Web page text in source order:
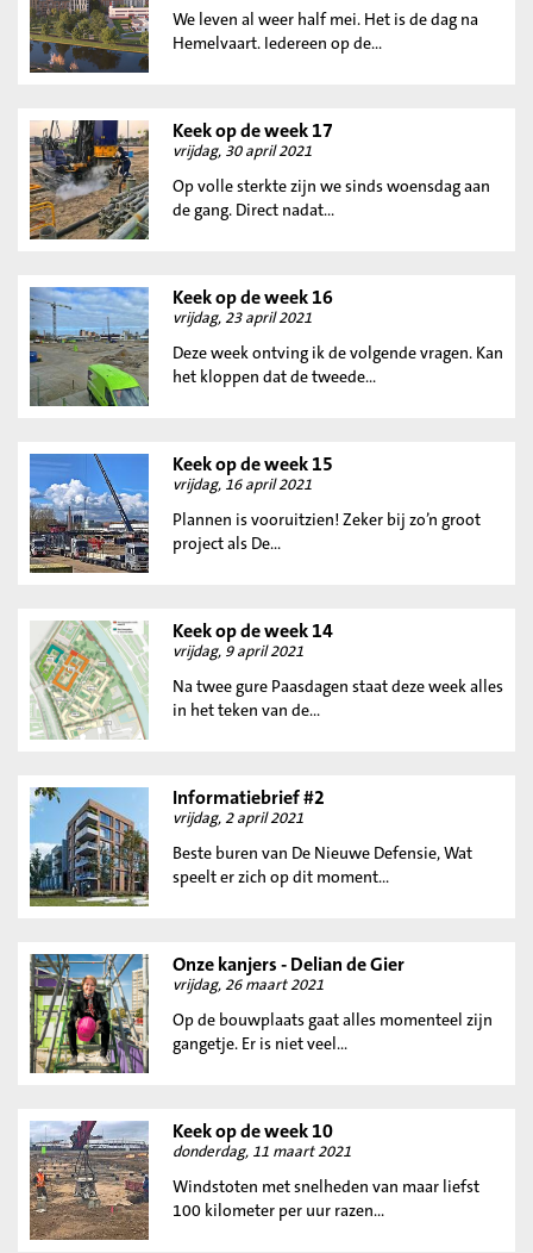
We leven al weer half mei. Het is de dag na
Hemelvaart. Iedereen op de...
Keek op de week 17
vrijdag, 30 april 2021
Op volle sterkte zijn we sinds woensdag aan
de gang. Direct nadat...
Keek op de week 16
vrijdag, 23 april 2021
Deze week ontving ik de volgende vragen. Kan
het kloppen dat de tweede...
Keek op de week 15
vrijdag, 16 april 2021
Plannen is vooruitzien! Zeker bij zo’n groot
project als De...
Keek op de week 14
vrijdag, 9 april 2021
Na twee gure Paasdagen staat deze week alles
in het teken van de...
Informatiebrief #2
vrijdag, 2 april 2021
Beste buren van De Nieuwe Defensie, Wat
speelt er zich op dit moment...
Onze kanjers - Delian de Gier
vrijdag, 26 maart 2021
Op de bouwplaats gaat alles momenteel zijn
gangetje. Er is niet veel...
Keek op de week 10
donderdag, 11 maart 2021
Windstoten met snelheden van maar liefst
100 kilometer per uur razen...